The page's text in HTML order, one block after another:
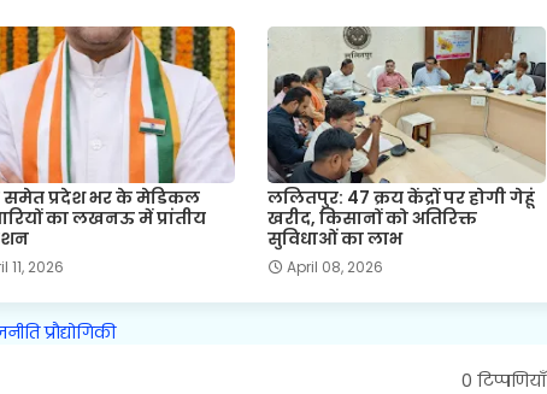
समेत प्रदेश भर के मेडिकल
का लखनऊ में प्रांतीय
11, 2026
ललितपुर: 47 क्रय केंद्रों पर होगी गेहूं
खरीद, किसानों को अतिरिक्त
सुविधाओं का लाभ
April 08, 2026
प्रौद्योगिकी
0 टिप्पणियाँ